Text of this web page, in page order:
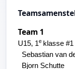
Team 1
U15, 1e klasse #1
Sebastian van
Bjorn Schutte